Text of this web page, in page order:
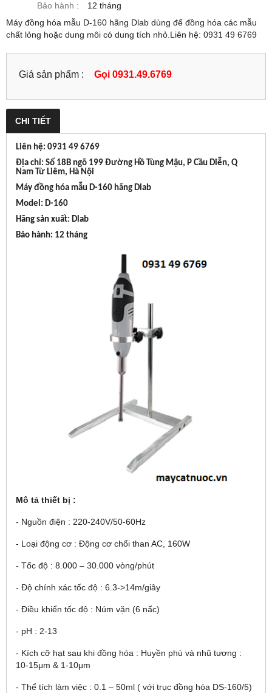
Bảo hành :
12 tháng
Máy đồng hóa mẫu D-160 hãng Dlab dùng để đồng hóa các mẫu
chất lỏng hoặc dung môi có dung tích nhỏ.Liên hệ: 0931 49 6769
Giá sản phẩm : Gọi 0931.49.6769
CHI TIẾT
Liên hệ: 0931 49 6769
Địa chỉ: Số 18B ngõ 199 Đường Hồ Tùng Mậu, P Cầu Diễn, Q
Nam Từ Liêm, Hà Nội
Máy đồng hóa mẫu D-160 hãng Dlab
Model: D-160
Hãng sản xuất: Dlab
Bảo hành: 12 tháng
Mô tả thiết bị :
- Nguồn điện : 220-240V/50-60Hz
- Loại động cơ : Động cơ chổi than AC, 160W
- Tốc độ : 8.000 – 30.000 vòng/phút
- Độ chính xác tốc độ : 6.3->14m/giây
- Điều khiển tốc độ : Núm vặn (6 nấc)
- pH : 2-13
- Kích cỡ hạt sau khi đồng hóa : Huyền phù và nhũ tương :
10-15μm & 1-10μm
- Thể tích làm việc : 0.1 – 50ml ( với trục đồng hóa DS-160/5)